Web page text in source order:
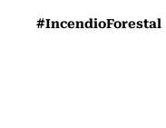
#IncendioForestal